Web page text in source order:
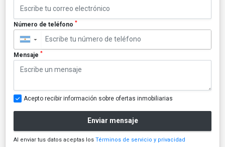
Número de teléfono *
▼
Mensaje *
Acepto recibir información sobre ofertas inmobiliarias
Enviar mensaje
Al enviar tus datos aceptas los Términos de servicio y privacidad